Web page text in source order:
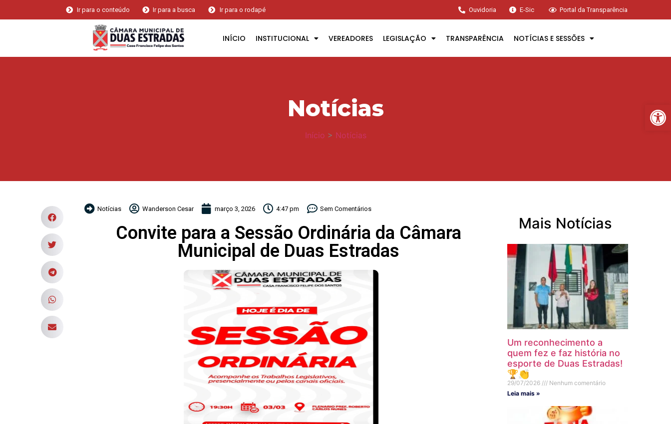
Ir para o conteúdo Ir para a busca Ir para o rodapé Ouvidoria E-Sic Portal da Transparência
INÍCIO INSTITUCIONAL VEREADORES LEGISLAÇÃO TRANSPARÊNCIA NOTÍCIAS E SESSÕES
Notícias
Início > Notícias
Notícias Wanderson Cesar março 3, 2026 4:47 pm Sem Comentários
Convite para a Sessão Ordinária da Câmara
Municipal de Duas Estradas
Mais Notícias
Um reconhecimento a
quem fez e faz história no
esporte de Duas Estradas!
🏆👏
29/07/2026
Nenhum comentário
Leia mais »